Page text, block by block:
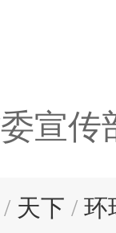
宣传
/ 天下 / 环